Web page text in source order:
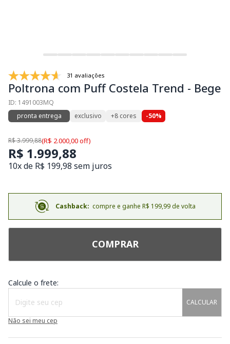
31 avaliações
Poltrona com Puff Costela Trend - Bege
ID: 1491003MQ
pronta entrega
exclusivo +8 cores -50%
R$ 3.999,88(R$ 2.000,00 off)
R$ 1.999,88
10x de R$ 199,98 sem juros
Cashback: compre e ganhe R$ 199,99 de volta
COMPRAR
Calcule o frete:
CALCULAR
Não sei meu cep